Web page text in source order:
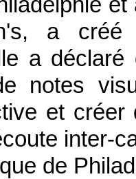
a
a
notes
et
inter-
de